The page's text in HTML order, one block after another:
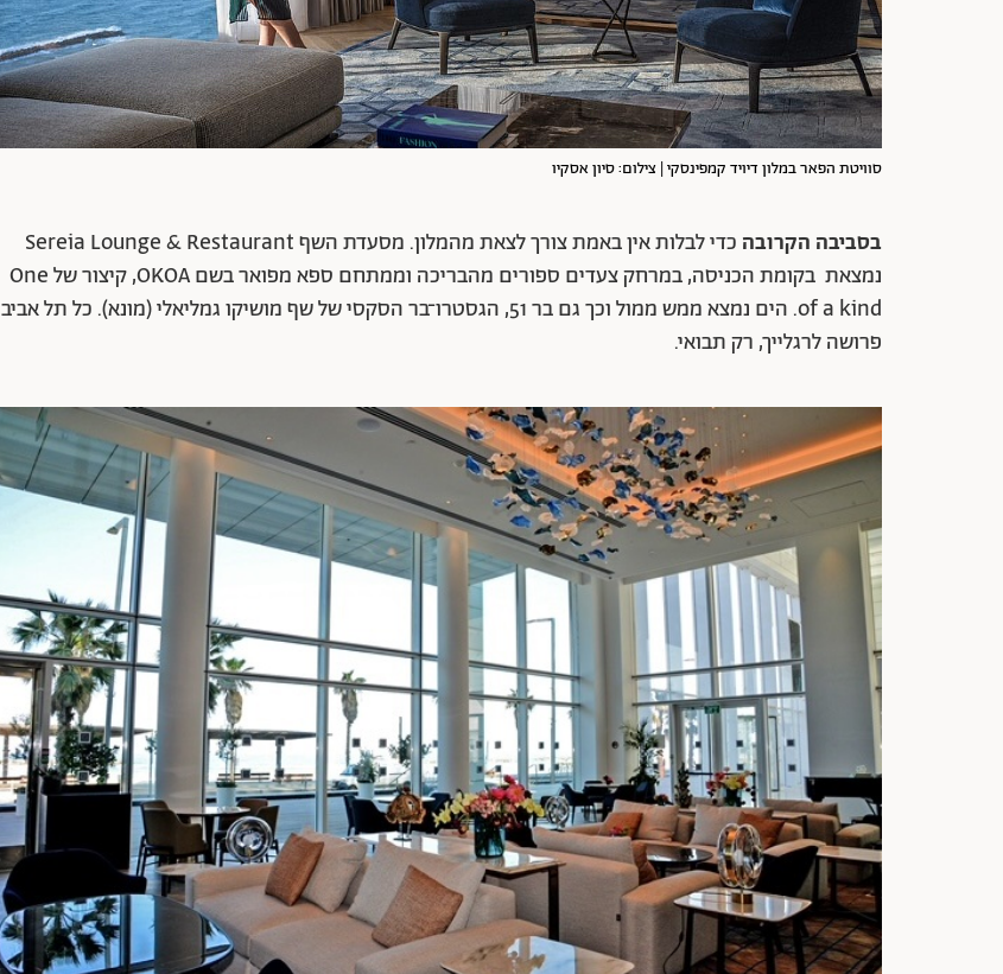
סוויטת הפאר במלון דיויד קמפינסקי | צילום: סיון אסקיו
בסביבה הקרובה
כדי לבלות אין באמת צורך לצאת מהמלון. מסעדת השף Sereia Lounge & Restaurant
נמצאת בקומת הכניסה, במרחק צעדים ספורים מהבריכה וממתחם ספא מפואר בשם OKOA, קיצור של One
of a kind. הים נמצא ממש ממול וכך גם בר 51, הגסטרו־בר הסקסי של שף מושיקו גמליאלי (מונא). כל תל אביב
פרושה לרגלייך, רק תבואי.